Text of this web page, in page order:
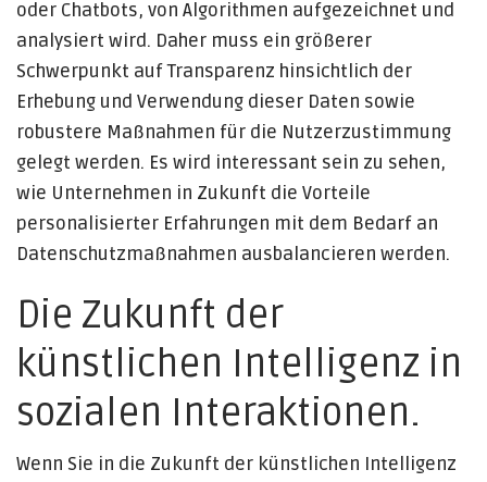
oder Chatbots, von Algorithmen aufgezeichnet und
analysiert wird. Daher muss ein größerer
Schwerpunkt auf Transparenz hinsichtlich der
Erhebung und Verwendung dieser Daten sowie
robustere Maßnahmen für die Nutzerzustimmung
gelegt werden. Es wird interessant sein zu sehen,
wie Unternehmen in Zukunft die Vorteile
personalisierter Erfahrungen mit dem Bedarf an
Datenschutzmaßnahmen ausbalancieren werden.
Die Zukunft der
künstlichen Intelligenz in
sozialen Interaktionen.
Wenn Sie in die Zukunft der künstlichen Intelligenz